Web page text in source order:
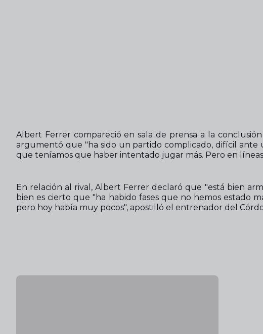
Albert Ferrer compareció en sala de prensa a la
argumentó que "ha sido un partido complicado, difícil ante
que teníamos que haber intentado jugar más. Pero en
En relación al rival, Albert Ferrer declaró que "está bien
bien es cierto que "ha habido fases que no hemos estado
pero hoy había muy pocos", apostilló el entrenador del